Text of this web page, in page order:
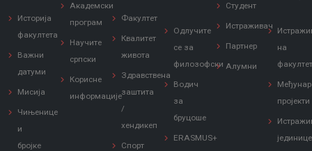
Историја
факултета
Важни
датуми
Мисија
Чињенице
и
бројке
Академски
програм
Научите
српски
Корисне
информације
Факултет
Квалитет
живота
Здравствена
заштита
/
хендикеп
Спорт
Одлучите
се за
филозофски
Водич
за
бруцоше
ERASMUS+
Студент
Истраживач
Партнер
Алумни
на
пројекти
јединице